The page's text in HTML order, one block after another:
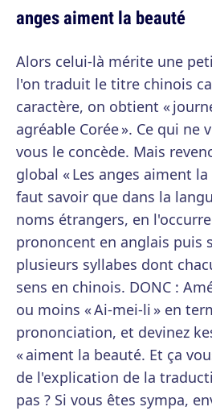
anges aiment la beauté
Alors celui-là mérite une
l'on traduit le titre chinois
caractère, on obtient «
agréable Corée ». Ce qui ne
vous le concède. Mais
global « Les anges aiment
faut savoir que dans la
noms étrangers, en
prononcent en anglais puis
plusieurs syllabes dont
sens en chinois. DONC :
ou moins « Ai-mei-li » en
prononciation, et devinez
« aiment la beauté. Et ça
de l'explication de la
pas ? Si vous êtes sympa,